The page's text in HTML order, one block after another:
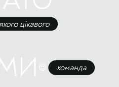
цікавого
😍 команда